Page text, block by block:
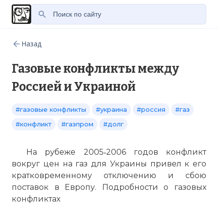
Назад
Газовые конфликты между
Россией и Украиной
#газовые конфликты #украина #россия
#газ
#конфликт
#газпром #долг
На рубеже 2005‑2006 годов конфликт
вокруг цен на газ для Украины привел к его
кратковременному отключению и сбою
поставок в Европу. Подробности о газовых
конфликтах